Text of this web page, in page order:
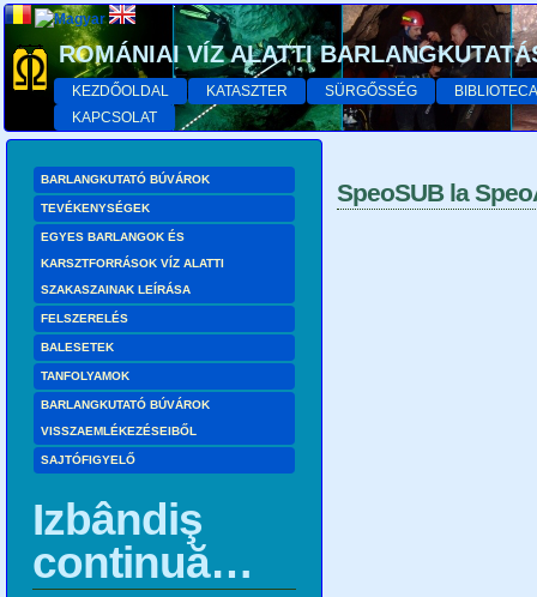
ROMÁNIAI VÍZ ALATTI
KEZDŐOLDAL KATASZTER SÜRGŐSSÉG
BIBLIOTECA
KAPCSOLAT
BARLANGKUTATÓ BÚVÁROK
TEVÉKENYSÉGEK
EGYES BARLANGOK ÉS
KARSZTFORRÁSOK VÍZ ALATTI
SZAKASZAINAK LEÍRÁSA
FELSZERELÉS
BALESETEK
TANFOLYAMOK
BARLANGKUTATÓ BÚVÁROK
VISSZAEMLÉKEZÉSEIBŐL
SAJTÓFIGYELŐ
Izbândiş
continuă…
SpeoSUB la